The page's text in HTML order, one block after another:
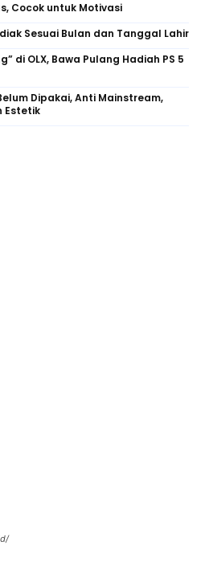
Cocok untuk Motivasi
Sesuai Bulan dan Tanggal Lahir
di OLX, Bawa Pulang Hadiah PS 5
Dipakai, Anti Mainstream,
Estetik